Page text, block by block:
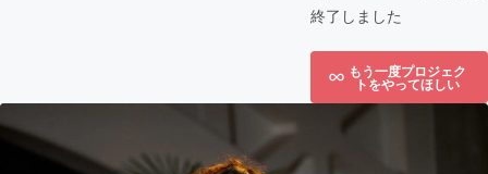
終了しました
もう一度プロジェク
トをやってほしい